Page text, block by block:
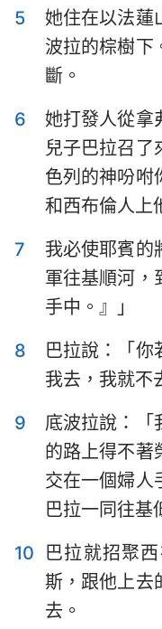
約珥書
俄巴底亞書
哈巴谷書
哈該書
瑪拉基書
5
她住在以法蓮
波拉的棕樹下
斷。
6
她打發人從拿
兒子巴拉召
色列的神吩咐
和西布倫人上
7
我必使耶賓的
軍往基順河，
手中。』」
8
巴拉說：「你
我去，我就不
9
底波拉說：「
的路上得不著
交在一個婦人
巴拉一同往基
10
巴拉就招聚
斯，跟他上去
去。